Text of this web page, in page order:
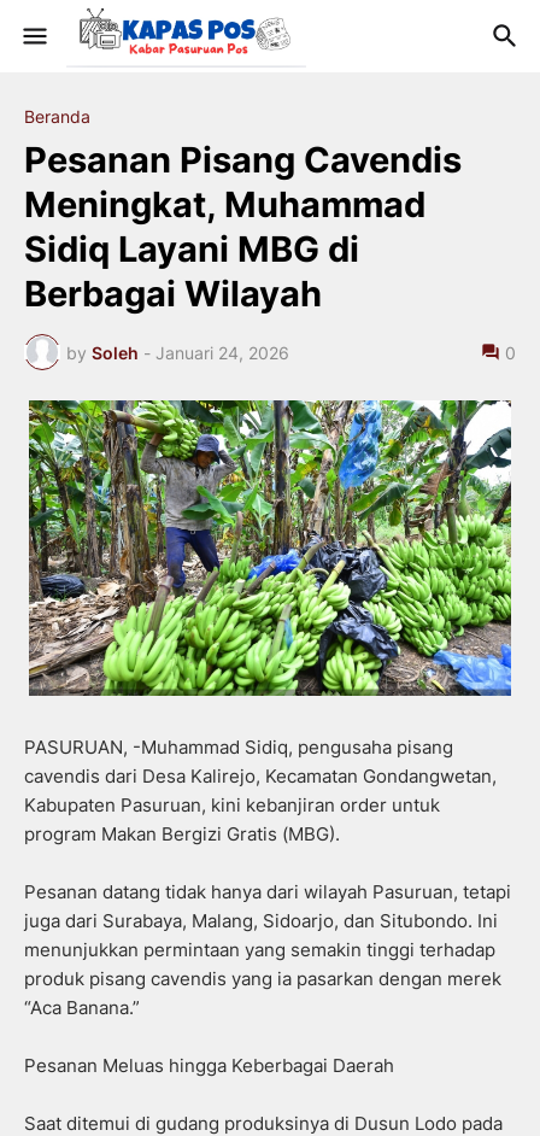
Beranda
Pesanan Pisang Cavendis
Meningkat, Muhammad
Sidiq Layani MBG di
Berbagai Wilayah
by Soleh - Januari 24, 2026 0
PASURUAN, -Muhammad Sidiq, pengusaha pisang
cavendis dari Desa Kalirejo, Kecamatan Gondangwetan,
Kabupaten Pasuruan, kini kebanjiran order untuk
program Makan Bergizi Gratis (MBG).
Pesanan datang tidak hanya dari wilayah Pasuruan, tetapi
juga dari Surabaya, Malang, Sidoarjo, dan Situbondo. Ini
menunjukkan permintaan yang semakin tinggi terhadap
produk pisang cavendis yang ia pasarkan dengan merek
“Aca Banana.”
Pesanan Meluas hingga Keberbagai Daerah
Saat ditemui di gudang produksinya di Dusun Lodo pada